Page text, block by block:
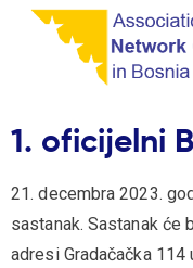
1. oficijelni
21. decembra 2023.
sastanak. Sastanak će
adresi Gradačačka 114